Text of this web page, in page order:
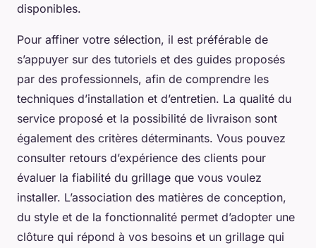
disponibles.
Pour affiner votre sélection, il est préférable de
s’appuyer sur des tutoriels et des guides proposés
par des professionnels, afin de comprendre les
techniques d’installation et d’entretien. La qualité du
service proposé et la possibilité de livraison sont
également des critères déterminants. Vous pouvez
consulter retours d’expérience des clients pour
évaluer la fiabilité du grillage que vous voulez
installer. L’association des matières de conception,
du style et de la fonctionnalité permet d’adopter une
clôture qui répond à vos besoins et un grillage qui